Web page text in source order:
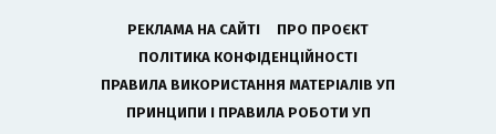
РЕКЛАМА НА САЙТІ
ПРО ПРОЄКТ
ПОЛІТИКА КОНФІДЕНЦІЙНОСТІ
ПРАВИЛА ВИКОРИСТАННЯ МАТЕРІАЛІВ УП
ПРИНЦИПИ І ПРАВИЛА РОБОТИ УП